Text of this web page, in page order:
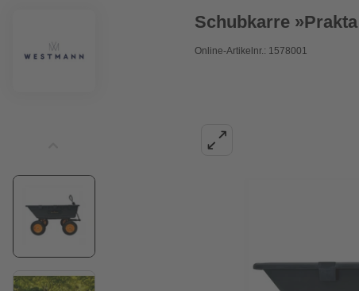
Schubkarre
Online-Artikelnr.: 1578001